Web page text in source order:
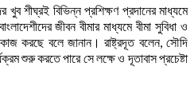
শীঘ্রই বিভিন্ন প্রশিক্ষণ প্রদানের মাধ্যমে
জীবন বীমার মাধ্যমে বীমা সুবিধা ও
করছে বলে জানান। রাষ্ট্রদূত বলেন, সৌদি
শুরু করতে পারে সে লক্ষে ও দূতাবাস প্রচেষ্টা